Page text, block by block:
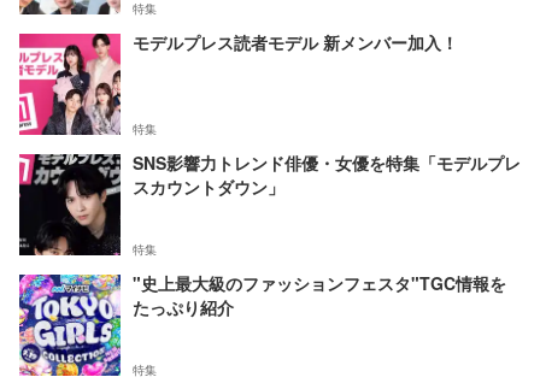
特集
モデルプレス読者モデル 新メンバー加入！
特集
SNS影響力トレンド俳優・女優を特集「モデルプレ
スカウントダウン」
特集
"史上最大級のファッションフェスタ"TGC情報を
たっぷり紹介
特集